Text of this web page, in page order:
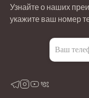
Узнайте о наших
укажите ваш номер